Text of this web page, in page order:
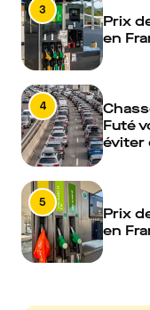
3
Prix
en
4
Futé
éviter
5
Prix
en